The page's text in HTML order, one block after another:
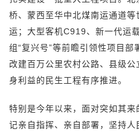
桥、蒙西至华中北煤南运通道
运；大型客机C919、新一代运
组“复兴号”等前瞻引领性项目
改建百万公里农村公路、县级
身利益的民生工程有序推进。
特别是今年以来，面对突如其
记亲自指挥、亲自部署，坚持